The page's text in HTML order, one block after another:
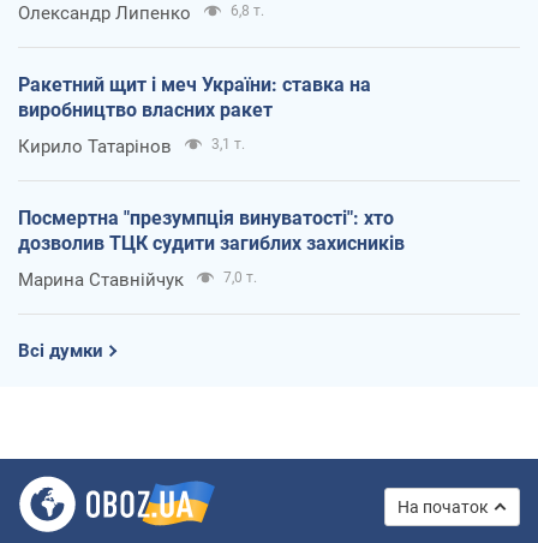
Олександр Липенко 6,8 т.
Ракетний щит і меч України: ставка на
виробництво власних ракет
Кирило Татарінов 3,1 т.
Посмертна "презумпція винуватості": хто
дозволив ТЦК судити загиблих захисників
Марина Ставнійчук 7,0 т.
Всі думки
На початок